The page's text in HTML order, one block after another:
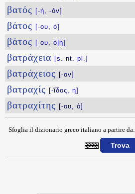
βατός [-ή, -όν]
βάτος [-ου, ὁ]
βάτος [-ου, ὁ|ἡ]
βατράχεια [s. nt. pl.]
βατράχειος [-ον]
βατραχίς [-ῖδος, ἡ]
βατραχίτης [-ου, ὁ]
Sfoglia il dizionario greco italiano a partire da: